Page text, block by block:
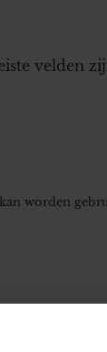
velden
worden